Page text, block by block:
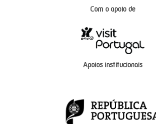
Com o apoio de
Apoios institucionais